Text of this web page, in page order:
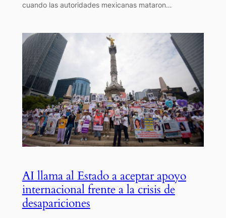
cuando las autoridades mexicanas mataron…
AI llama al Estado a aceptar apoyo
internacional frente a la crisis de
desapariciones